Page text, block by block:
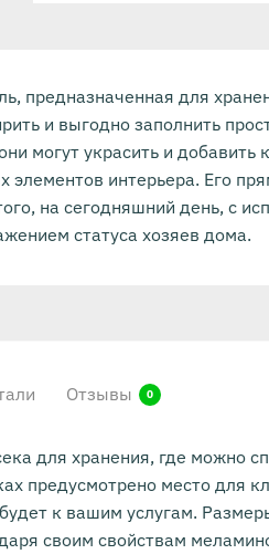
предназначенная для
и выгодно заполнить
могут украсить и
интерьера. Его
на сегодняшний день, с
статуса хозяев дома.
Отзывы 0
для хранения, где можно
предусмотрено место для
к вашим услугам.
своим свойствам